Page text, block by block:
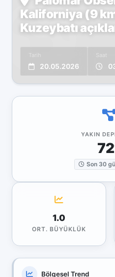
Kaliforniya (9
Kuzeybatı
Tarih
20.05.2026
Saat
YAKIN
Son 30
1.0
ORT. BÜYÜKLÜK
Bölgesel Trend